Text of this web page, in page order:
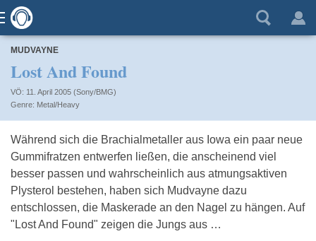
MUDVAYNE
Lost And Found
VÖ: 11. April 2005 (Sony/BMG)
Metal/Heavy
Während sich die Brachialmetaller aus Iowa ein paar neue
Gummifratzen entwerfen ließen, die anscheinend viel
besser passen und wahrscheinlich aus atmungsaktiven
Plysterol bestehen, haben sich Mudvayne dazu
entschlossen, die Maskerade an den Nagel zu hängen. Auf
"Lost And Found" zeigen die Jungs aus …